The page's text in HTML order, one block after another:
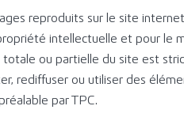
reproduits sur le site
intellectuelle et pour le
ou partielle du site est
rediffuser ou utiliser des
par TPC.